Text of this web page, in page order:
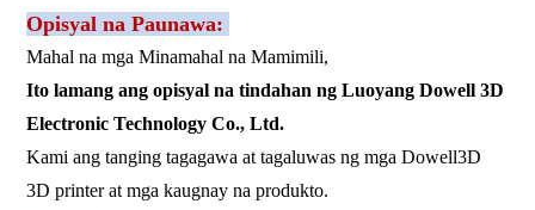
Opisyal na Paunawa:
Mahal na mga Minamahal na Mamimili,
Ito lamang ang opisyal na tindahan ng Luoyang Dowell 3D
Electronic Technology Co., Ltd.
Kami ang tanging tagagawa at tagaluwas ng mga Dowell3D
3D printer at mga kaugnay na produkto.